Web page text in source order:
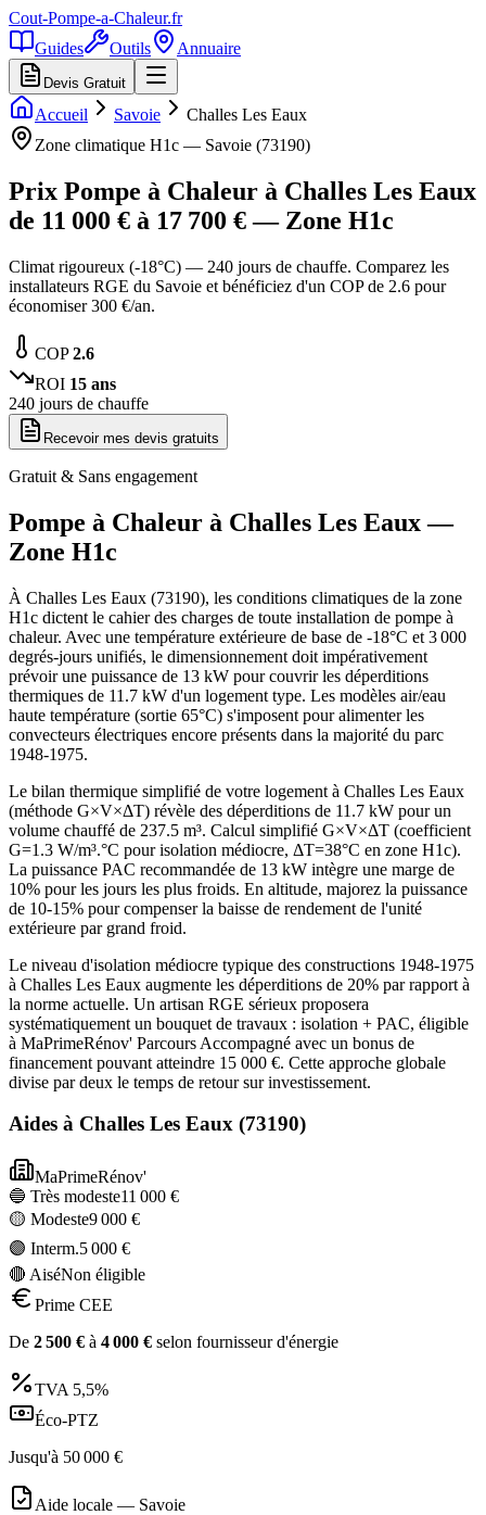
Cout-Pompe-a-Chaleur.fr
Guides
Outils Annuaire
Devis Gratuit
Accueil Savoie
Challes Les Eaux
Zone climatique H1c — Savoie (73190)
Prix Pompe à Chaleur à Challes Les Eaux
de 11 000 € à 17 700 € — Zone H1c
Climat rigoureux (-18°C) — 240 jours de chauffe. Comparez les
installateurs RGE du Savoie et bénéficiez d'un COP de 2.6 pour
économiser 300 €/an.
COP2.6
ROI 15 ans
240 jours de chauffe
Recevoir mes devis gratuits
Gratuit & Sans engagement
Pompe à Chaleur à Challes Les Eaux—
Zone H1c
À Challes Les Eaux (73190), les conditions climatiques de la zone
H1c dictent le cahier des charges de toute installation de pompe à
chaleur. Avec une température extérieure de base de -18°C et 3 000
degrés-jours unifiés, le dimensionnement doit impérativement
prévoir une puissance de 13 kW pour couvrir les déperditions
thermiques de 11.7 kW d'un logement type. Les modèles air/eau
haute température (sortie 65°C) s'imposent pour alimenter les
convecteurs électriques encore présents dans la majorité du parc
1948-1975.
Le bilan thermique simplifié de votre logement à Challes Les Eaux
(méthode G×V×ΔT) révèle des déperditions de 11.7 kW pour un
volume chauffé de 237.5 m³. Calcul simplifié G×V×ΔT (coefficient
G=1.3 W/m³.°C pour isolation médiocre, ΔT=38°C en zone H1c).
La puissance PAC recommandée de 13 kW intègre une marge de
10% pour les jours les plus froids. En altitude, majorez la puissance
de 10-15% pour compenser la baisse de rendement de l'unité
extérieure par grand froid.
Le niveau d'isolation médiocre typique des constructions 1948-1975
à Challes Les Eaux augmente les déperditions de 20% par rapport à
la norme actuelle. Un artisan RGE sérieux proposera
systématiquement un bouquet de travaux : isolation + PAC, éligible
à MaPrimeRénov' Parcours Accompagné avec un bonus de
financement pouvant atteindre 15 000 €. Cette approche globale
divise par deux le temps de retour sur investissement.
Aides à Challes Les Eaux (73190)
MaPrimeRénov'
🔵 Très modeste11 000 €
🟡 Modeste9 000 €
🟣 Interm.5 000 €
🔴 AiséNon éligible
Prime CEE
De 2 500 € à 4 000 € selon fournisseur d'énergie
TVA 5,5%
Éco-PTZ
Jusqu'à 50 000 €
Aide locale — Savoie